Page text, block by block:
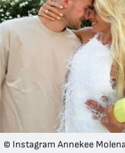
© Instagram Annekee